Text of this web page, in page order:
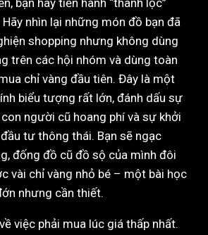
bạn hãy tiến hành “thanh lọc”
nhìn lại những món đồ bạn đã
shopping nhưng không dùng
trên các hội nhóm và dùng toàn
chỉ vàng đầu tiên. Đây là một
biểu tượng rất lớn, đánh dấu sự
người cũ hoang phí và sự khởi
tư thông thái. Bạn sẽ ngạc
đống đồ cũ đồ sộ của mình đôi
vài chỉ vàng nhỏ bé – một bài học
nhưng cần thiết.
việc phải mua lúc giá thấp nhất.